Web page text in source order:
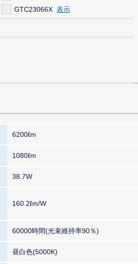
GTC23066X
6200ℓm
1080ℓm
38.7W
160.2ℓm/W
60000時間(光束維持率90％)
昼白色(5000K)